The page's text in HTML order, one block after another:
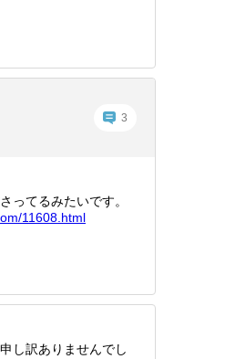
3
ってるみたいです。
11608.html
し訳ありませんでし